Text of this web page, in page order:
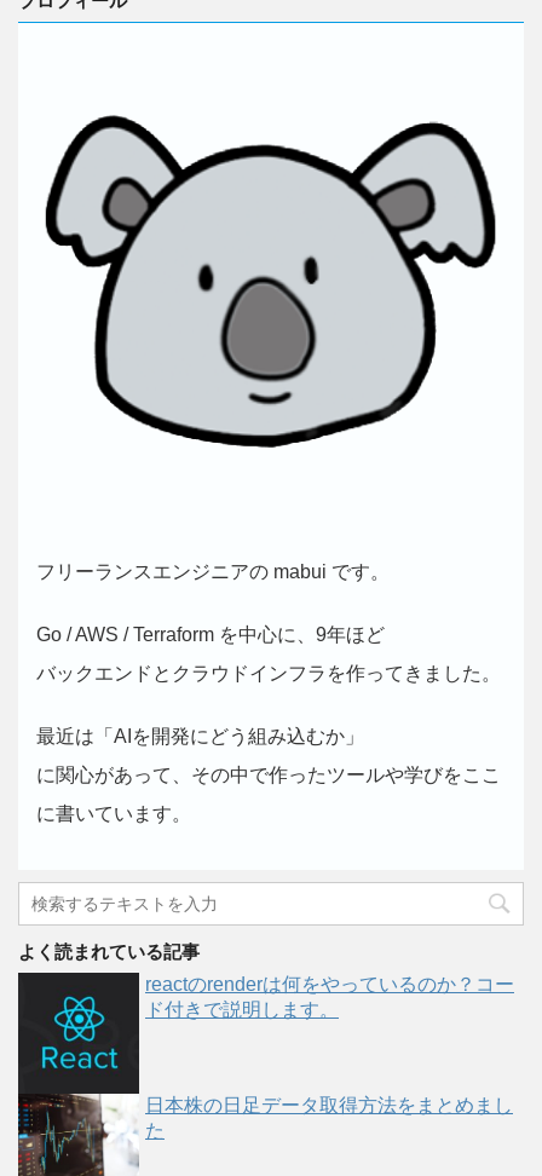
フリーランスエンジニアの mabui です。
Go / AWS / Terraform を中心に、9年ほど
バックエンドとクラウドインフラを作ってきました。
最近は「AIを開発にどう組み込むか」
に関心があって、その中で作ったツールや学びをここ
に書いています。
よく読まれている記事
reactのrenderは何をやっているのか？コー
ド付きで説明します。
日本株の日足データ取得方法をまとめまし
た